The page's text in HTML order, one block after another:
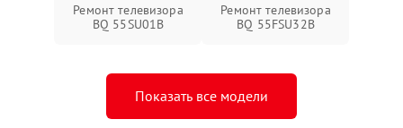
Ремонт телевизора
BQ 55SU01B
Ремонт телевизора
BQ 55FSU32B
Показать все модели